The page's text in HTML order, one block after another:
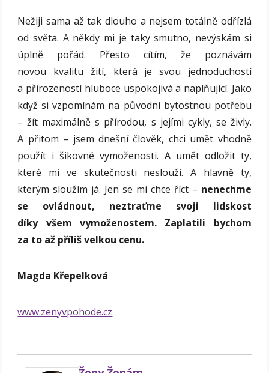
Nežiji sama až tak dlouho a nejsem totálně odřízlá
od světa. A někdy mi je taky smutno, nevýskám si
úplně pořád. Přesto cítím, že poznávám
novou kvalitu žití, která je svou jednoduchostí
a přirozeností hluboce uspokojivá a naplňující. Jako
když si vzpomínám na původní bytostnou potřebu
– žít maximálně s přírodou, s jejími cykly, se živly.
A přitom – jsem dnešní člověk, chci umět vhodně
použít i šikovné vymoženosti. A umět odložit ty,
které mi ve skutečnosti neslouží. A hlavně ty,
kterým sloužím já. Jen se mi chce říct – nenechme
se ovládnout, neztraťme svoji lidskost
díky všem vymoženostem. Zaplatili bychom
za to až příliš velkou cenu.
Magda Křepelková
www.zenyvpohode.cz